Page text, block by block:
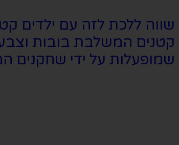
שווה ללכת לזה עם ילדים
קטנים המשלבת בובות
שמופעלות על ידי שחקנים